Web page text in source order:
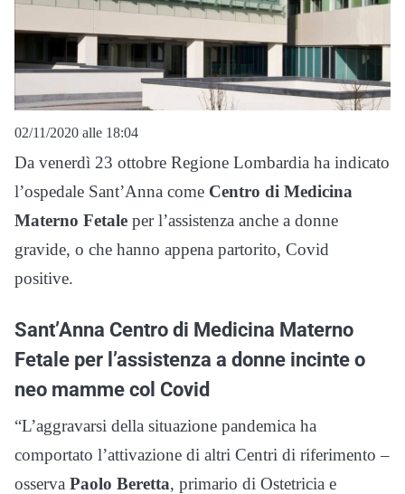
02/11/2020 alle 18:04
Da venerdì 23 ottobre Regione Lombardia ha indicato
l’ospedale Sant’Anna come Centro di Medicina
Materno Fetale per l’assistenza anche a donne
gravide, o che hanno appena partorito, Covid
positive.
Sant’Anna Centro di Medicina Materno
Fetale per l’assistenza a donne incinte o
neo mamme col Covid
“L’aggravarsi della situazione pandemica ha
comportato l’attivazione di altri Centri di riferimento –
osserva Paolo Beretta, primario di Ostetricia e